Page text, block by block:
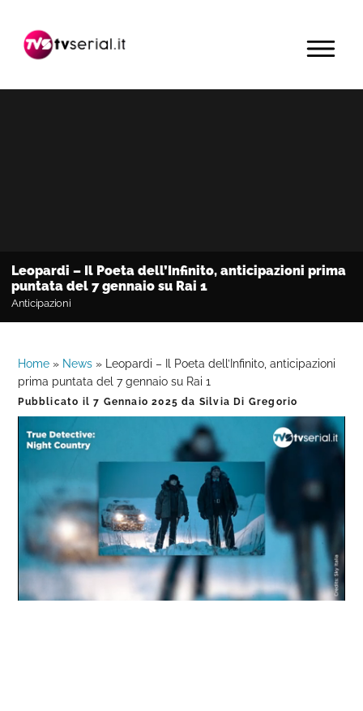
navigazione
contenuto
barra
primaria
MENU
Leopardi – Il Poeta dell’Infinito, anticipazioni prima
puntata del 7 gennaio su Rai 1
Anticipazioni
Home » News »
Leopardi – Il Poeta dell’Infinito, anticipazioni
prima puntata del 7 gennaio su Rai 1
Pubblicato il7 Gennaio 2025 da Silvia Di Gregorio
Unmute
Loaded:
0%